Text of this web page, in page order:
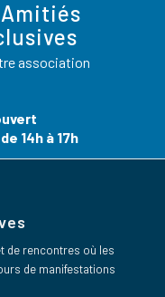
association
14h à 17h
de rencontres où les
de manifestations